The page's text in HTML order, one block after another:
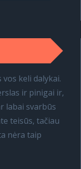
keli dalykai.
ir pinigai ir,
labai svarbūs
teisūs, tačiau
nėra taip